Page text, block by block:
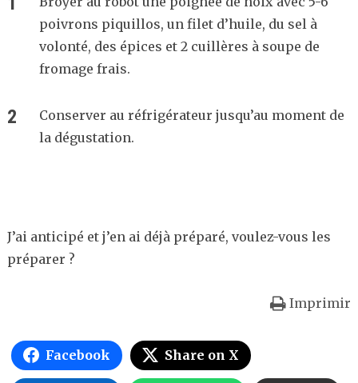
poivrons piquillos, un filet d’huile, du sel à
volonté, des épices et 2 cuillères à soupe de
fromage frais.
Conserver au réfrigérateur jusqu’au moment de
la dégustation.
J’ai anticipé et j’en ai déjà préparé, voulez-vous les
préparer ?
Imprimir
Facebook Share on X